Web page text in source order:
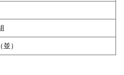
）